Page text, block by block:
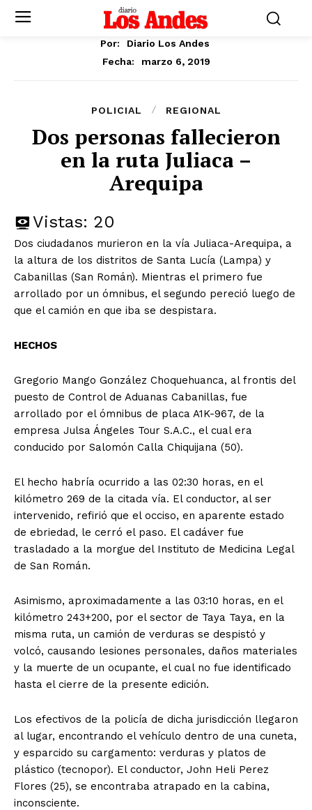
Por:
Diario Los Andes
Fecha:
marzo 6, 2019
POLICIAL REGIONAL
Dos personas fallecieron
en la ruta Juliaca –
Arequipa
Vistas: 20
Dos ciudadanos murieron en la vía Juliaca-Arequipa, a
la altura de los distritos de Santa Lucía (Lampa) y
Cabanillas (San Román). Mientras el primero fue
arrollado por un ómnibus, el segundo pereció luego de
que el camión en que iba se despistara.
HECHOS
Gregorio Mango González Choquehuanca, al frontis del
puesto de Control de Aduanas Cabanillas, fue
arrollado por el ómnibus de placa A1K-967, de la
empresa Julsa Ángeles Tour S.A.C., el cual era
conducido por Salomón Calla Chiquijana (50).
El hecho habría ocurrido a las 02:30 horas, en el
kilómetro 269 de la citada vía. El conductor, al ser
intervenido, refirió que el occiso, en aparente estado
de ebriedad, le cerró el paso. El cadáver fue
trasladado a la morgue del Instituto de Medicina Legal
de San Román.
Asimismo, aproximadamente a las 03:10 horas, en el
kilómetro 243+200, por el sector de Taya Taya, en la
misma ruta, un camión de verduras se despistó y
volcó, causando lesiones personales, daños materiales
y la muerte de un ocupante, el cual no fue identificado
hasta el cierre de la presente edición.
Los efectivos de la policía de dicha jurisdicción llegaron
al lugar, encontrando el vehículo dentro de una cuneta,
y esparcido su cargamento: verduras y platos de
plástico (tecnopor). El conductor, John Heli Perez
Flores (25), se encontraba atrapado en la cabina,
inconsciente.